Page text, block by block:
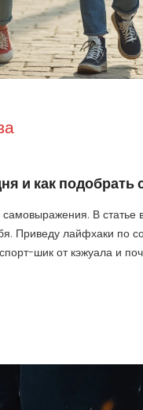
и как подобрать
В
Приведу лайфхаки по
шик от кэжуала и